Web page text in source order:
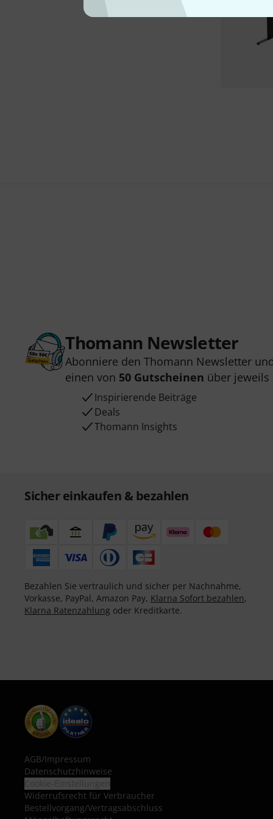
Thomann Newsletter
Abonniere den Thomann Newsletter
einen von 50 Gutscheinen über jeweils
Inspirierende Beiträge
Deals
Thomann Insights
Sicher einkaufen & bezahlen
Bezahlen Sie vertraulich und sicher per Nachnahme,
Vorkasse, PayPal, Amazon Pay, Klarna Sofort bezahlen,
Klarna Ratenzahlung oder Kreditkarte.
AGB/Impressum
Datenschutzhinweise
Widerrufsrecht für Verbraucher
Bestellvorgang/Vertragsabschluss